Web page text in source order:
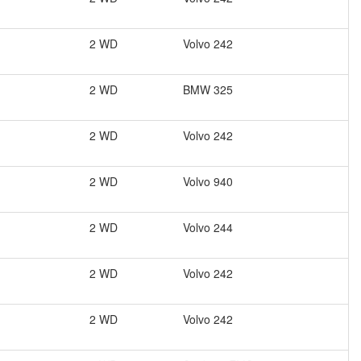
2 WD Volvo 242
2 WD BMW 325
2 WD Volvo 242
2 WD Volvo 940
2 WD Volvo 244
2 WD Volvo 242
2 WD Volvo 242